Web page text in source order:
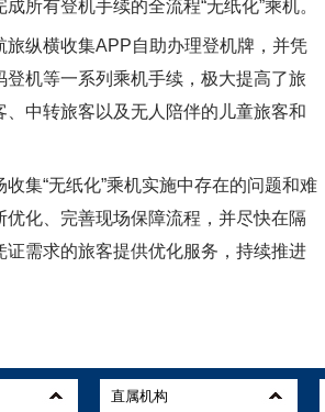
所有登机手续的全流程“无纸化”乘机。
纵横收集APP自助办理登机牌，并凭
机等一系列乘机手续，极大提高了旅
中转旅客以及无人陪伴的儿童旅客和
“无纸化”乘机实施中存在的问题和难
化、完善现场保障流程，并尽快在隔
需求的旅客提供优化服务，持续推进